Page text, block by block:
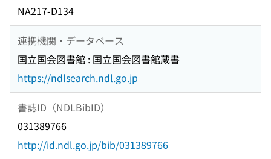
NA217-D134
連携機関・データベース
国立国会図書館 : 国立国会図書館蔵書
https://ndlsearch.ndl.go.jp
書誌ID（NDLBibID）
031389766
http://id.ndl.go.jp/bib/031389766